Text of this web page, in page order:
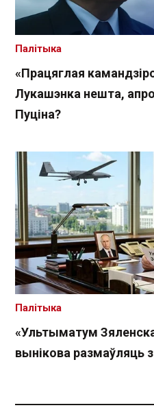
«Працяглая
Лукашэнка нешта,
Пуціна?
Палітыка
«Ультыматум
вынікова размаўляць
Палітыка